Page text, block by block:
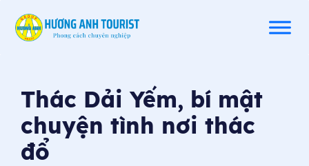
Thác Dải Yếm, bí mật
chuyện tình nơi thác
đổ